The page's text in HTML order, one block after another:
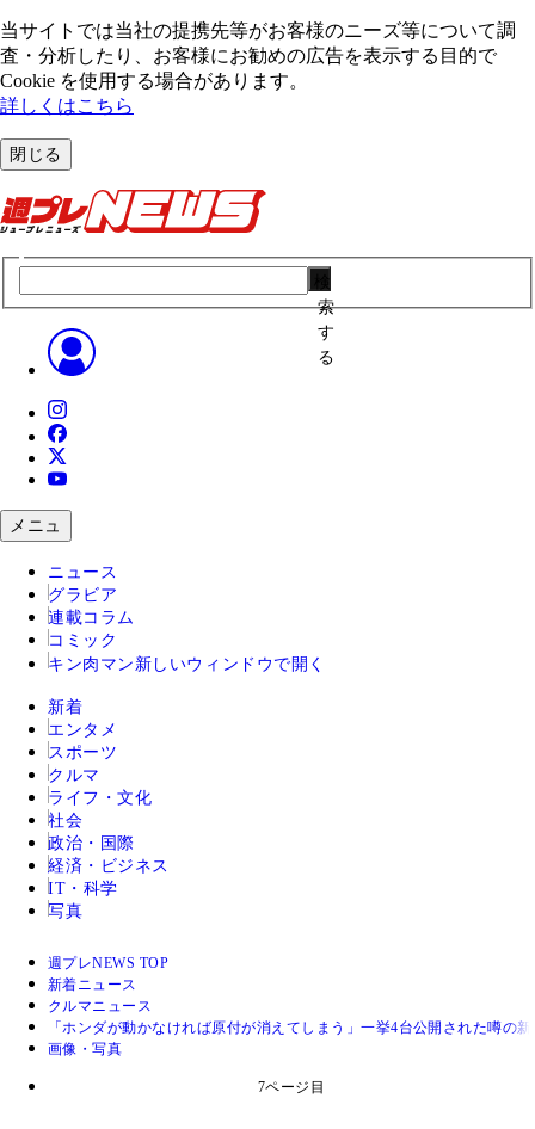
当サイトでは当社の提携先等がお客様のニーズ等について調
査・分析したり、お客様にお勧めの広告を表⽰する⽬的で
Cookie を使⽤する場合があります。
詳しくはこちら
閉じる
索
す
る
メニュ
ニュース
グラビア
連載コラム
コミック
キン肉マン 新しいウィンドウで開く
新着
エンタメ
スポーツ
クルマ
ライフ・文化
社会
政治・国際
経済・ビジネス
IT・科学
写真
週プレNEWS TOP
新着ニュース
クルマニュース
「ホンダが動かなければ原付が消えてしまう」一挙4台公開された噂
画像・写真
7ページ目